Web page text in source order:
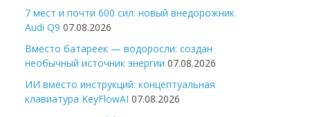
7 мест и почти 600 сил: новый внедорожник
Audi Q9 07.08.2026
Вместо батареек — водоросли: создан
необычный источник энергии 07.08.2026
ИИ вместо инструкций: концептуальная
клавиатура KeyFlowAI 07.08.2026